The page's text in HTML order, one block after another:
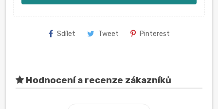
Sdílet Tweet Pinterest
Hodnocení a recenze zákazníků